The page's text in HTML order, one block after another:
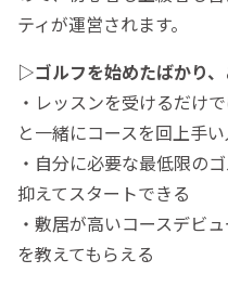
ティが運営されます。
▷ゴルフを始めたばかり
・レッスンを受けるだけ
と一緒にコースを回上手
・自分に必要な最低限の
抑えてスタートできる
・敷居が高いコースデビ
を教えてもらえる